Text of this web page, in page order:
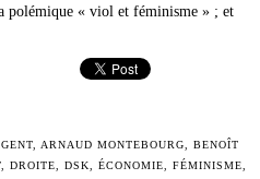
polémique « viol et féminisme » ; et
,ARNAUD MONTEBOURG,BENOÎT
, DROITE, DSK, ÉCONOMIE, FÉMINISME,